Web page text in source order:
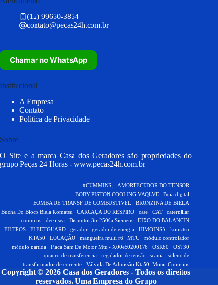
(12) 99650-3854
contato@pecas24h.com.br
Chamar no WhatsApp
Institucional
A Empresa
Contato
Politica de Privacidade
Sobre
O Site e a marca Casa dos Geradores são propriedades do
grupo Peças 24 Horas - www.pecas24h.com.br
#CUMMINS;
AMORTECEDOR DO TENSOR
BOBY PISTON COOLING VAQLVE
Boia digital
BOMBA DE TRANSF DE COMBUSTIVEL
BRONZINA DE BIELA
Bucha Do Bloco Biela Komatsu
CARCAÇA DO RESPIRO case CAT
caterpillar
cummins
deep sea Disjuntor 3tr 2500a Siemens
EIXO DO BALANCIN
FILTROS
FLEETGUARD gerador gerador de energia HIMOINSA
komatsu
KTA50
LOCAÇÃO mangueira multi r6 MTU
módulo controlador
módulo partida
Placa Sam De Motor Mtu - X00e50200176 QSK60
QST30
quadro de transferencia
regulador de tensão scania
solenoide
transformador de corrente
Válvula De Admissão Kta50. Motor Cummins
Copyright © 2026 Casa dos Geradores - Todos os direitos
reservados. Uma Empresa do Grupo